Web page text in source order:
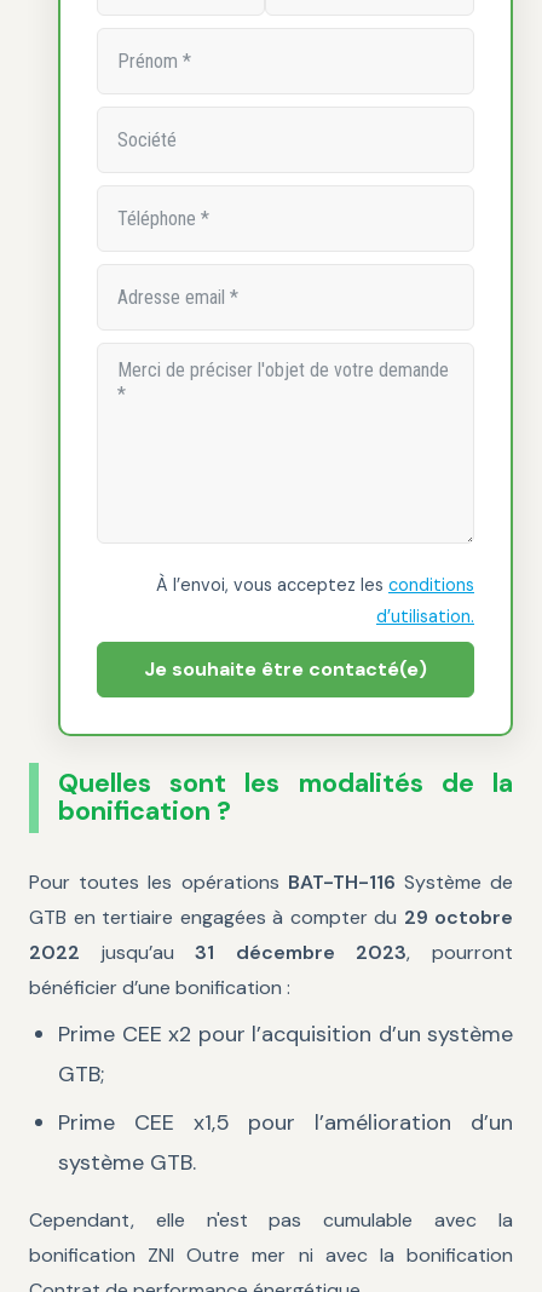
À l’envoi, vous acceptez les conditions
d’utilisation.
Je souhaite être contacté(e)
Quelles sont les modalités de la
bonification ?
Pour toutes les opérations BAT-TH-116 Système de
GTB en tertiaire engagées à compter du 29 octobre
2022 jusqu’au31 décembre 2023, pourront
bénéficier d’une bonification :
Prime CEE x2 pour l’acquisition d’un système
GTB;
Prime CEE x1,5 pour l’amélioration d’un
système GTB.
Cependant, elle n'est pas cumulable avec la
bonification ZNI Outre mer ni avec la bonification